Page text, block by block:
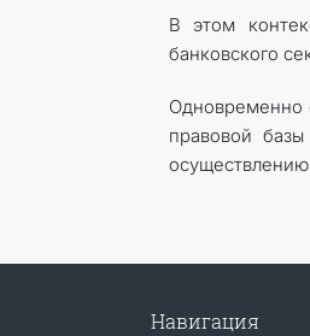
В этом
банковского
Одновременно
правовой
Навигация